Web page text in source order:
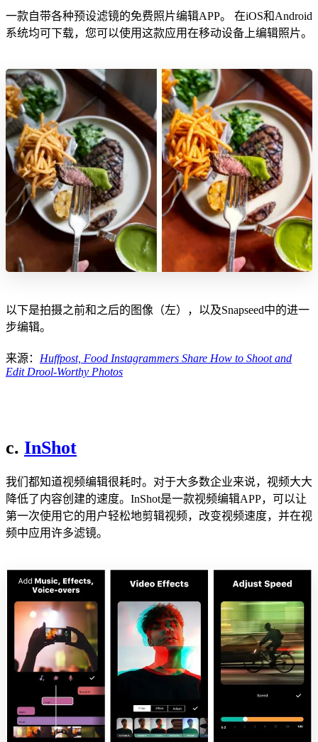
一款自带各种预设滤镜的免费照片编辑APP。 在iOS和Android
系统均可下载，您可以使用这款应用在移动设备上编辑照片。
以下是拍摄之前和之后的图像（左），以及Snapseed中的进一
步编辑。
来源： Huffpost, Food Instagrammers Share How to Shoot and
Edit Drool-Worthy Photos
c. InShot
我们都知道视频编辑很耗时。对于大多数企业来说，视频大大
降低了内容创建的速度。InShot是一款视频编辑APP，可以让
第一次使用它的用户轻松地剪辑视频，改变视频速度，并在视
频中应用许多滤镜。